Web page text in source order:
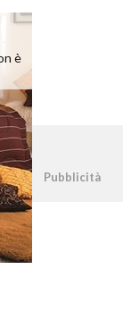
è
Pubblicità